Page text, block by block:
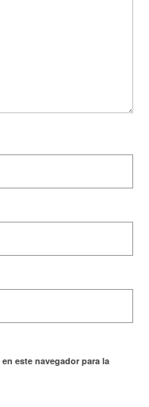
este navegador para la